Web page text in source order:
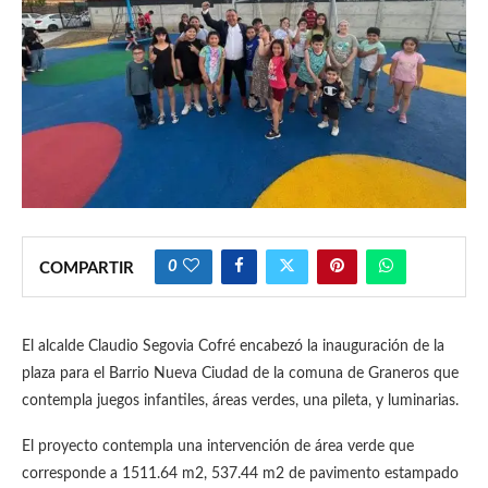
COMPARTIR 0
El alcalde Claudio Segovia Cofré encabezó la inauguración de la
plaza para el Barrio Nueva Ciudad de la comuna de Graneros que
contempla juegos infantiles, áreas verdes, una pileta, y luminarias.
El proyecto contempla una intervención de área verde que
corresponde a 1511.64 m2, 537.44 m2 de pavimento estampado